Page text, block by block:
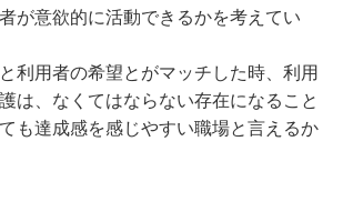
が意欲的に活動できるかを考えてい
利用者の希望とがマッチした時、利用
は、なくてはならない存在になること
も達成感を感じやすい職場と言えるか